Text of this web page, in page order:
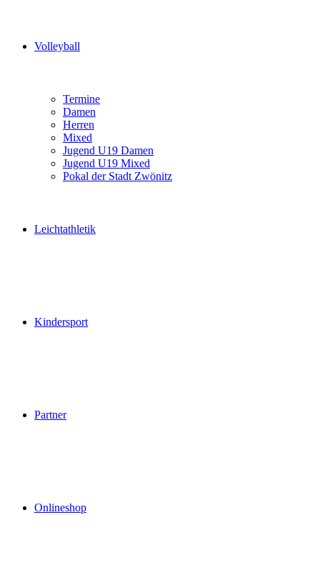
Volleyball
Termine
Damen
Herren
Mixed
Jugend U19 Damen
Jugend U19 Mixed
Pokal der Stadt Zwönitz
Leichtathletik
Kindersport
Partner
Onlineshop